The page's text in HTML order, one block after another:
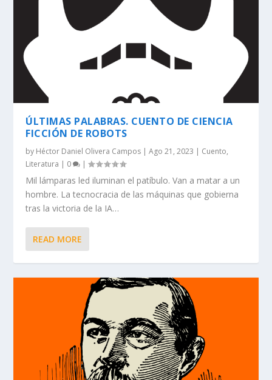
ÚLTIMAS PALABRAS. CUENTO DE CIENCIA
FICCIÓN DE ROBOTS
by Héctor Daniel Olivera Campos |Ago 21, 2023 | Cuento,
Literatura | 0 |
Mil lámparas led iluminan el patíbulo. Van a matar a un
hombre. La tecnocracia de las máquinas que gobierna
tras la victoria de la IA…
READ MORE